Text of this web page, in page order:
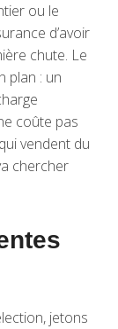
ou le
d’avoir
chute. Le
plan : un
coûte pas
vendent du
chercher
jetons